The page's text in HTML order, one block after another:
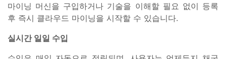
마이닝 머신을 구입하거나 기술을 이해할 필요 없이 등록
후 즉시 클라우드 마이닝을 시작할 수 있습니다.
실시간 일일 수입